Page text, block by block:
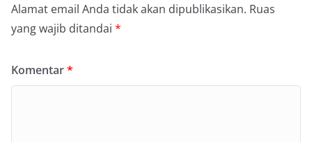
Alamat email Anda tidak akan dipublikasikan. Ruas
yang wajib ditandai *
Komentar*